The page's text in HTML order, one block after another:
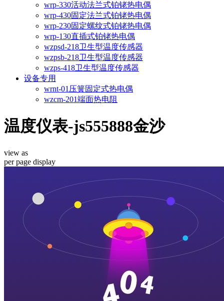
wrp-330活动法兰式铂铑热电偶
wrp-430固定法兰式铂铑热电偶
wrp-230固定螺纹式铂铑热电偶
wrp-130直插式铂铑热电偶
wzpsd-218卫生型温度传感器
wzpsb-218卫生型温度传感器
wzps-418卫生型温度传感器
设备专用
wrnt-01压簧固定式热电偶
wzcm-201端面热电阻
温度仪表-js555888金沙
view as
per page display